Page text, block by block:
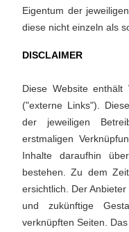
Eigentum der
diese nicht einzeln als
DISCLAIMER
Diese Website enthält
("externe Links").
der jeweiligen
erstmaligen
Inhalte daraufhin
bestehen. Zu dem
ersichtlich. Der
und zukünftige
verknüpften Seiten.